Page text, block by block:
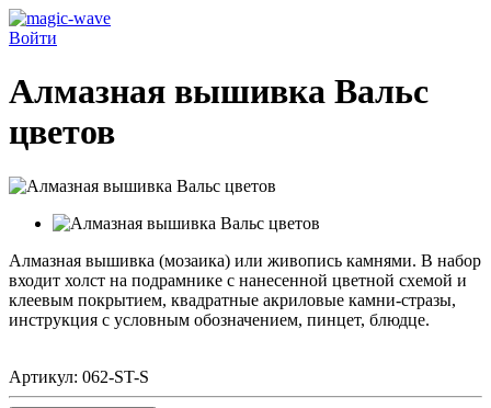
Войти
Алмазная вышивка Вальс
цветов
Алмазная вышивка (мозаика) или живопись камнями. В набор
входит холст на подрамнике с нанесенной цветной схемой и
клеевым покрытием, квадратные акриловые камни-стразы,
инструкция с условным обозначением, пинцет, блюдце.
Артикул: 062-ST-S